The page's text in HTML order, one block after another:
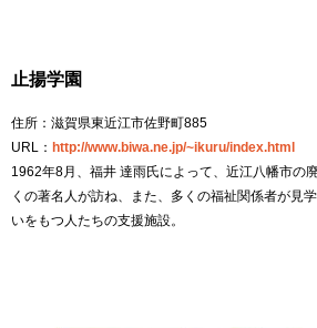
止揚学園
住所：滋賀県東近江市佐野町885
URL： http://www.biwa.ne.jp/~ikuru/index.html
1962年8月、福井 達雨氏によって、近江八幡市の
くの著名人が訪ね、また、多くの福祉関係者が見
いをもつ人たちの支援施設。